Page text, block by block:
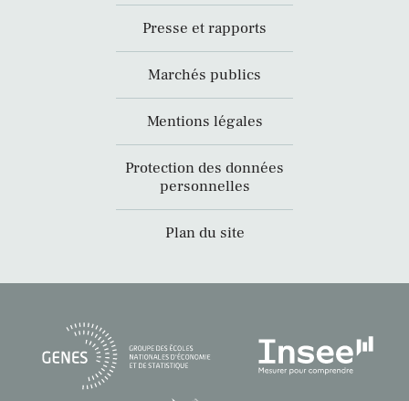
Presse et rapports
Marchés publics
Mentions légales
Protection des données
personnelles
Plan du site